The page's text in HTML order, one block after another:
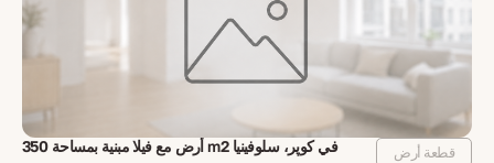
أرض مع فيلا مبنية بمساحة 350 m2 في كوپر، سلوفينيا قطعة أرض